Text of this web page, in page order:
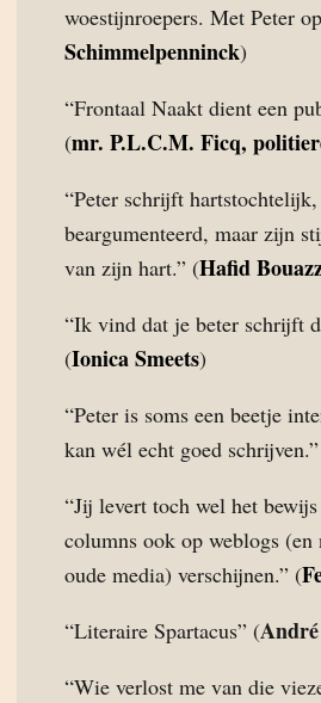
woestijnroepers. Met Peter
Schimmelpenninck)
“Frontaal Naakt dient een
(mr. P.L.C.M. Ficq,
“Peter schrijft
beargumenteerd, maar zijn
van zijn hart.” (Hafid
“Ik vind dat je beter schrijft
(Ionica Smeets)
“Peter is soms een beetje
kan wél echt goed
“Jij levert toch wel het
columns ook op weblogs
oude media) verschijnen.” (
“Literaire Spartacus” (
“Wie verlost me van die